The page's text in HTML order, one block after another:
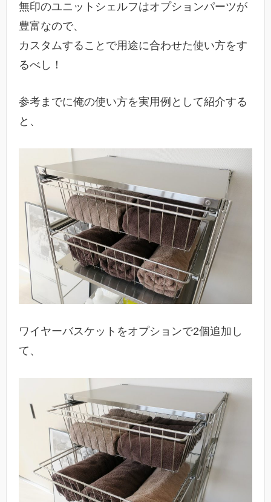
無印のユニットシェルフはオプションパーツが
豊富なので、
カスタムすることで用途に合わせた使い方をす
るべし！
参考までに俺の使い方を実用例として紹介する
と、
ワイヤーバスケットをオプションで2個追加し
て、